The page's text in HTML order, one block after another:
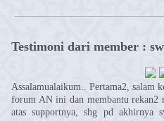
Testimoni dari member :
Assalamualaikum.. Pertama2, salam
forum AN ini dan membantu rekan2
atas supportnya, shg pd